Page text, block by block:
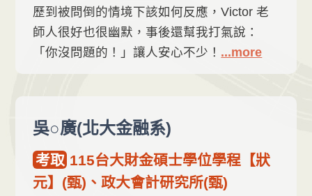
歷到被問倒的情境下該如何反應，Victor 老
師人很好也很幽默，事後還幫我打氣說：
「你沒問題的！」讓人安心不少！ ...more
吳○廣(北大金融系)
考取 115台大財金碩士學位學程【狀
元】(甄)、政大會計研究所(甄)